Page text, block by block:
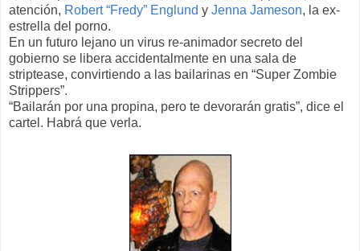
atención, Robert “Fredy” Englund y Jenna Jameson, la ex-
estrella del porno.
En un futuro lejano un virus re-animador secreto del
gobierno se libera accidentalmente en una sala de
striptease, convirtiendo a las bailarinas en “Super Zombie
Strippers”.
“Bailarán por una propina, pero te devorarán gratis”, dice el
cartel. Habrá que verla.